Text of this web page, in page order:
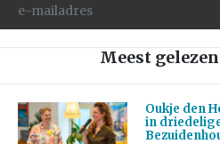
Meest
Oukje den
in